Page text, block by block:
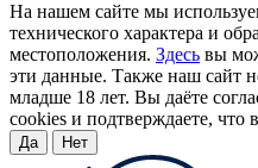
На нашем сайте мы
технического характера и
местоположения. Здесь вы
эти данные. Также наш сайт
младше 18 лет. Вы даёте
cookies и подтверждаете, что
Да Нет